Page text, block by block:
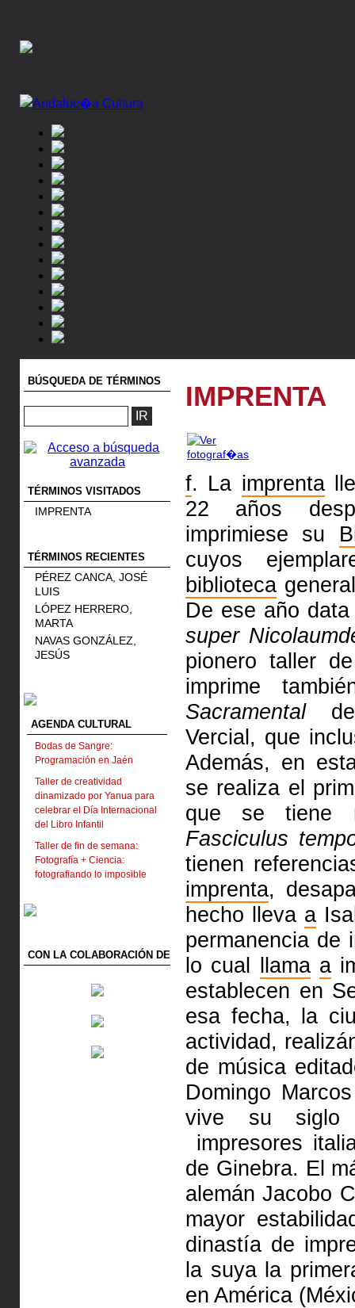
BÚSQUEDA DE TÉRMINOS
TÉRMINOS VISITADOS
IMPRENTA
TÉRMINOS RECIENTES
PÉREZ CANCA, JOSÉ
LUIS
LÓPEZ HERRERO,
MARTA
NAVAS GONZÁLEZ,
JESÚS
AGENDA CULTURAL
Bodas de Sangre:
Programación en Jaén
Taller de creatividad
dinamizado por Yanua para
celebrar el Día Internacional
del Libro Infantil
Taller de fin de semana:
Fotografía + Ciencia:
fotografiando lo imposible
CON LA COLABORACIÓN DE
IMPRENTA
f. La imprenta
22 años
imprimiese su
cuyos
biblioteca
De ese año
super
pionero taller
imprime
Sacramentalde
Vercial, que
Además, en
se realiza el
que se tiene
Fasciculus
tienen
imprenta,
hecho lleva a
permanencia de
lo cual llama a
establecen en
esa fecha, la
actividad,
de música
Domingo
vive su
impresores
de Ginebra. El
alemán Jacobo
mayor
dinastía de
la suya la
en América